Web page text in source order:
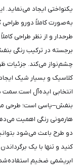
یکنواختی ایجاد
به‌صورت کاملاً دورو
طرحدار و از نظر طراحی
برجسته در ترکیب رنگی
چشم‌نواز می‌کند. جزئیات
کلاسیک و بسیار شیک
انتخابی ایده‌آل
بنفش–یاسی است؛ طرحی
هارمونی رنگی اهمیت
دو طرح باعث می‌شود
کنید و تنها با یک
ابریشمی ضخیم